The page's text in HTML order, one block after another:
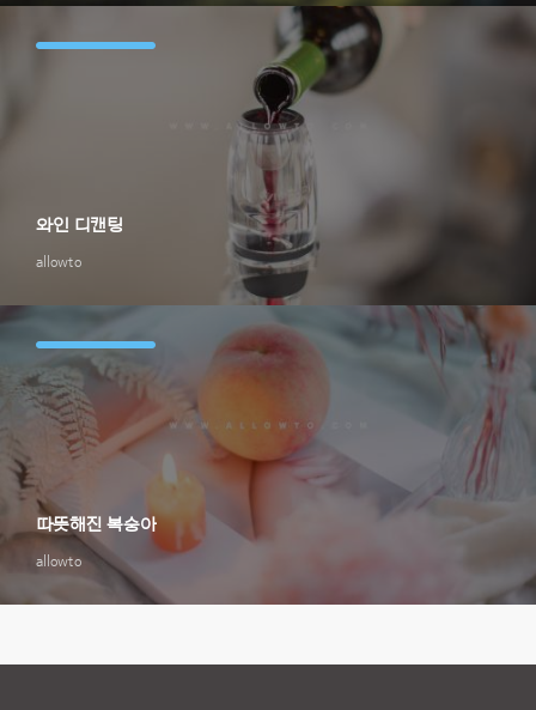
allowto
와인 디캔팅
allowto
따뜻해진 복숭아